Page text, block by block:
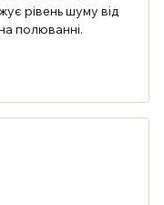
рівень шуму від
полюванні.